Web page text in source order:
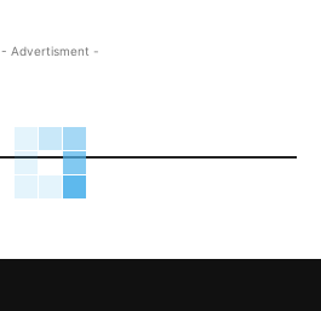
- Advertisment -